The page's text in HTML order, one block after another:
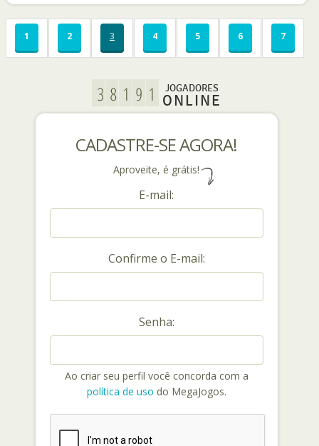
1 2 3 4 5 6 7
JOGADORES
ONLINE
CADASTRE-SE AGORA!
Aproveite, é grátis!
E-mail:
Confirme o E-mail:
Senha:
Ao criar seu perfil você concorda com a
política de uso do MegaJogos.